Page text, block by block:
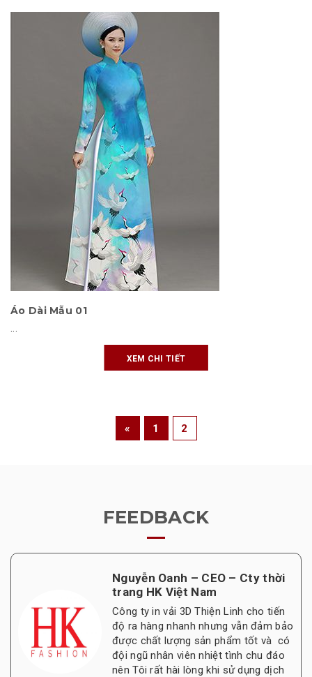
Áo Dài Mẫu 01
...
XEM CHI TIẾT
« 1 2
FEEDBACK
Nguyễn Oanh – CEO – Cty thời
trang HK Việt Nam
Công ty in vải 3D Thiện Linh cho tiến
độ ra hàng nhanh nhưng vẫn đảm bảo
được chất lượng sản phẩm tốt và có
đội ngũ nhân viên nhiệt tình chu đáo
nên Tôi rất hài lòng khi sử dụng dịch